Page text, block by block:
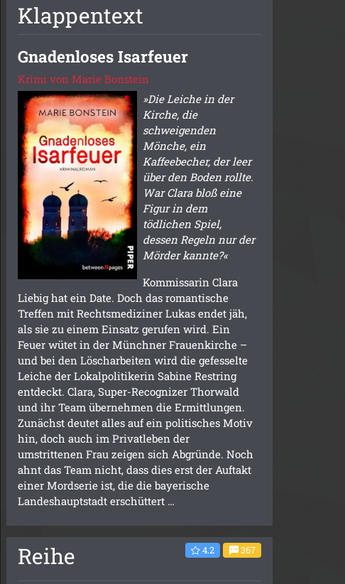
Klappentext
Gnadenloses Isarfeuer
Krimi von Marie Bonstein
»Die Leiche in der
Kirche, die
schweigenden
Mönche, ein
Kaffeebecher, der leer
über den Boden rollte.
War Clara bloß eine
Figur in dem
tödlichen Spiel,
dessen Regeln nur der
Mörder kannte?«
Kommissarin Clara
Liebig hat ein Date. Doch das romantische
Treffen mit Rechtsmediziner Lukas endet jäh,
als sie zu einem Einsatz gerufen wird. Ein
Feuer wütet in der Münchner Frauenkirche –
und bei den Löscharbeiten wird die gefesselte
Leiche der Lokalpolitikerin Sabine Restring
entdeckt. Clara, Super-Recognizer Thorwald
und ihr Team übernehmen die Ermittlungen.
Zunächst deutet alles auf ein politisches Motiv
hin, doch auch im Privatleben der
umstrittenen Frau zeigen sich Abgründe. Noch
ahnt das Team nicht, dass dies erst der Auftakt
einer Mordserie ist, die die bayerische
Landeshauptstadt erschüttert …
Reihe 4.2 367